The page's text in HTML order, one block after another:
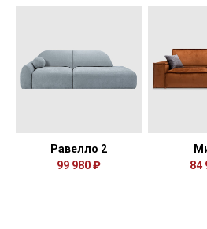
Равелло 2
99 980 ₽
84